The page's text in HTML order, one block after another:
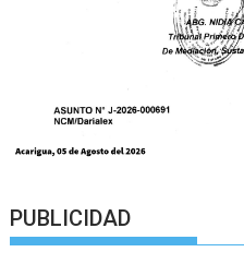
PUBLICIDAD